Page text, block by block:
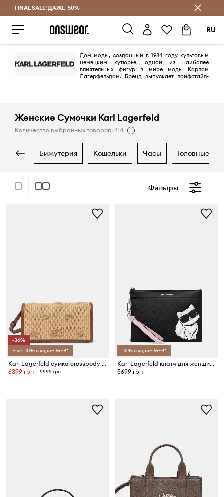
FINAL SALE! ДАЖЕ -50%
RU
Дом моды, созданный в 1984 году культовым
немецким кутюрье, одной из наиболее
влиятельных фигур в мире моды Карлом
Лагерфельдом. Бренд выпускает лайфстайл-
Женские Сумочки Karl Lagerfeld
Количество выбранных товаров: 414
бижутерия кошельки часы головные
Фильтры
-36%
Ещё -10% с кодом WEB*
Karl Lagerfeld сумка crossbody для женщин из кожи K/AUTOGRAPH
6399 грн
9999 грн
-15% с кодом WEB*
Karl Lagerfeld клатч для женщин IKON
5699 грн